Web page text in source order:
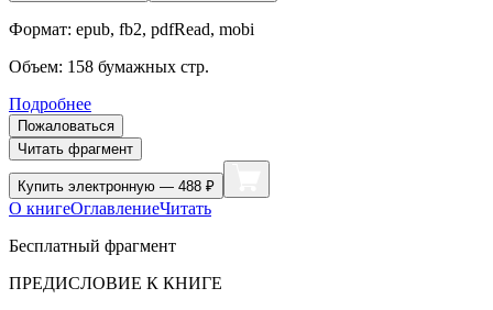
Формат: epub, fb2, pdfRead, mobi
Объем: 158 бумажных стр.
Подробнее
Пожаловаться
Читать фрагмент
Купить электронную — 488 ₽
О книгеОглавлениеЧитать
Бесплатный фрагмент
ПРЕДИСЛОВИЕ К КНИГЕ